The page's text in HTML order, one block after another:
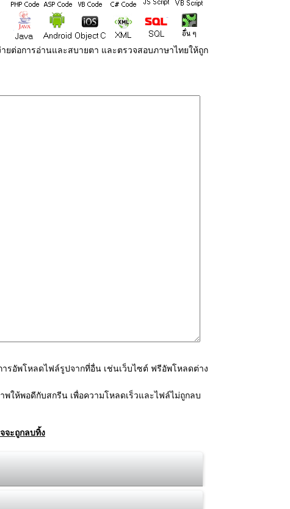
ยต่อการอ่านและสบายตา และตรวจสอบภาษาไทยให้ถูก
ารอัพโหลดไฟล์รูปจากที่อื่น เช่นเว็บไซต์ ฟรีอัพโหลดต่าง
ให้พอดีกับสกรีน เพื่อความโหลดเร็วและไฟล์ไม่ถูกลบ
จะถูกลบทิ้ง